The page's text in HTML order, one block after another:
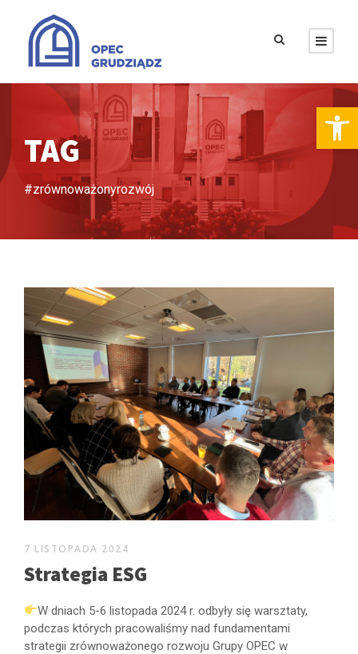
Otwórz pasek narzędzi
TAG
#zrównoważonyrozwój
7 LISTOPADA 2024
Strategia ESG
W dniach 5-6 listopada 2024 r. odbyły się warsztaty,
podczas których pracowaliśmy nad fundamentami
strategii zrównoważonego rozwoju Grupy OPEC w